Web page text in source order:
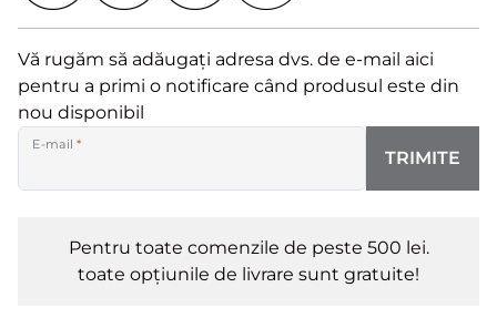
Vă rugăm să adăugați adresa dvs. de e-mail aici
pentru a primi o notificare când produsul este din
nou disponibil
E-mail*
TRIMITE
Pentru toate comenzile de peste 500 lei.
toate opțiunile de livrare sunt gratuite!